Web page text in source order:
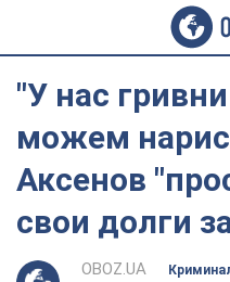
"У нас
можем
Аксенов
свои долги
OBOZ.UA